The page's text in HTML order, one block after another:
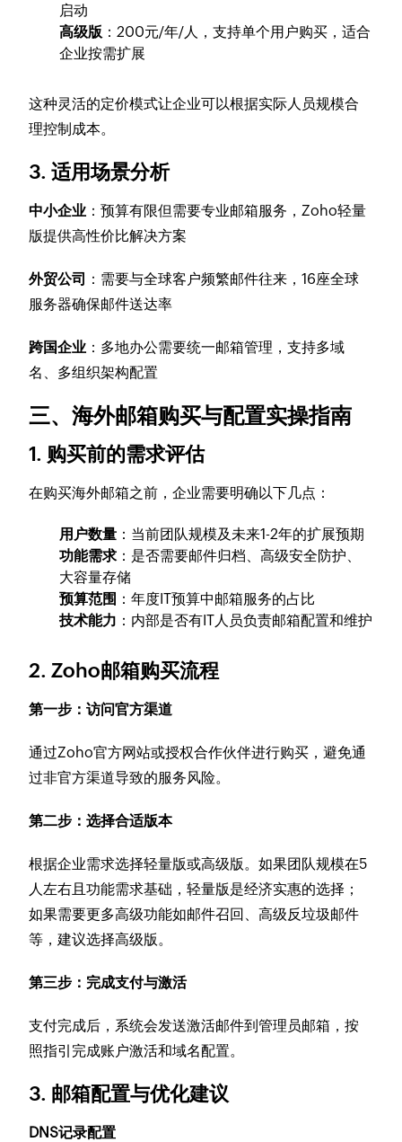
启动
高级版 ：200元/年/人，支持单个用户购买，适合
企业按需扩展
这种灵活的定价模式让企业可以根据实际人员规模合
理控制成本。
3. 适用场景分析
中小企业 ：预算有限但需要专业邮箱服务，Zoho轻量
版提供高性价比解决方案
外贸公司 ：需要与全球客户频繁邮件往来，16座全球
服务器确保邮件送达率
跨国企业 ：多地办公需要统一邮箱管理，支持多域
名、多组织架构配置
三、海外邮箱购买与配置实操指南
1. 购买前的需求评估
在购买海外邮箱之前，企业需要明确以下几点：
用户数量 ：当前团队规模及未来1-2年的扩展预期
功能需求 ：是否需要邮件归档、高级安全防护、
大容量存储
预算范围 ：年度IT预算中邮箱服务的占比
技术能力 ：内部是否有IT人员负责邮箱配置和维护
2. Zoho邮箱购买流程
第一步：访问官方渠道
通过Zoho官方网站或授权合作伙伴进行购买，避免通
过非官方渠道导致的服务风险。
第二步：选择合适版本
根据企业需求选择轻量版或高级版。如果团队规模在5
人左右且功能需求基础，轻量版是经济实惠的选择；
如果需要更多高级功能如邮件召回、高级反垃圾邮件
等，建议选择高级版。
第三步：完成支付与激活
支付完成后，系统会发送激活邮件到管理员邮箱，按
照指引完成账户激活和域名配置。
3. 邮箱配置与优化建议
DNS记录配置